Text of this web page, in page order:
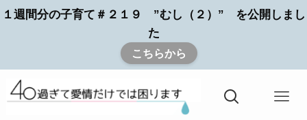
１週間分の子育て＃２１９ ”むし（２）” を公開しまし
た
こちらから